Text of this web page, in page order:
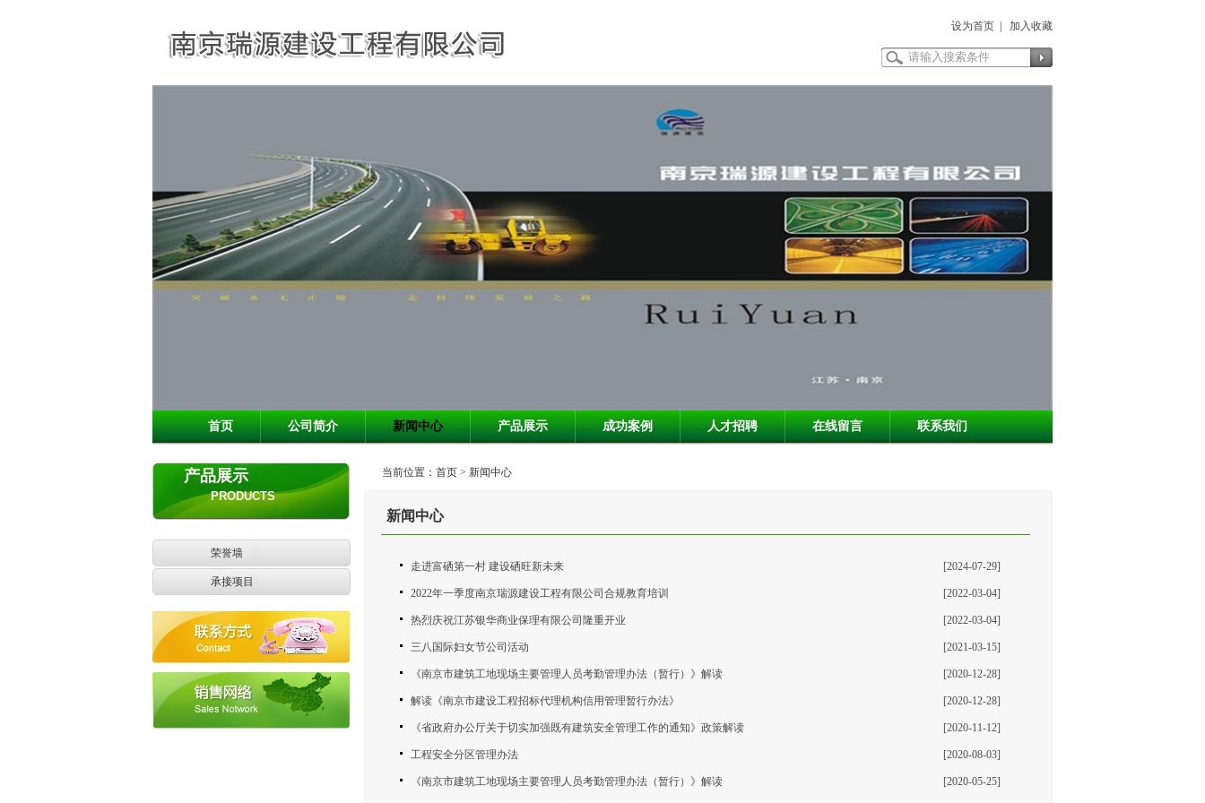
设为首页 加入收藏
首页 公司简介 新闻中心 产品展示 成功案例 人才招聘 在线留言 联系我们
产品展示
PRODUCTS
荣誉墙
承接项目
当前位置：首页 > 新闻中心
新闻中心
走进富硒第一村 建设硒旺新未来 [2024-07-29]
2022年一季度南京瑞源建设工程有限公司合规教育培训 [2022-03-04]
热烈庆祝江苏银华商业保理有限公司隆重开业 [2022-03-04]
三八国际妇女节公司活动 [2021-03-15]
《南京市建筑工地现场主要管理人员考勤管理办法（暂行）》解读 [2020-12-28]
解读《南京市建设工程招标代理机构信用管理暂行办法》 [2020-12-28]
《省政府办公厅关于切实加强既有建筑安全管理工作的通知》政策解读 [2020-11-12]
工程安全分区管理办法 [2020-08-03]
《南京市建筑工地现场主要管理人员考勤管理办法（暂行）》解读 [2020-05-25]